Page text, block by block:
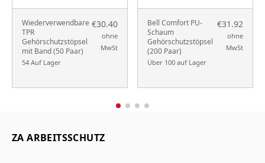
Wiederverwendbare
TPR
Gehörschutzstöpsel
mit Band (50 Paar)
54 Auf Lager
€30.40
ohne
MwSt
Bell Comfort PU-
Schaum
Gehörschutzstöpsel
(200 Paar)
Über 100 auf Lager
€31.92
ohne
MwSt
ZA ARBEITSSCHUTZ